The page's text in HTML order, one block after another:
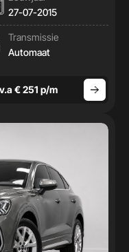
27-07-2015
Transmissie
Automaat
v.a € 251 p/m